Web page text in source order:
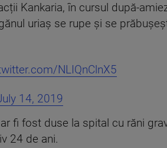
Kankaria, în cursul după-
uriaș se rupe și se
NLIQnClnX5
14, 2019
fi fost duse la spital cu răni
24 de ani.